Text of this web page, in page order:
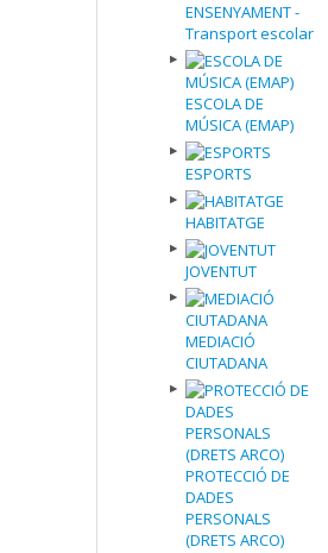
ENSENYAMENT -
Transport escolar
ESCOLA DE
MÚSICA (EMAP)
ESPORTS
HABITATGE
JOVENTUT
MEDIACIÓ
CIUTADANA
PROTECCIÓ DE
DADES
PERSONALS
(DRETS ARCO)